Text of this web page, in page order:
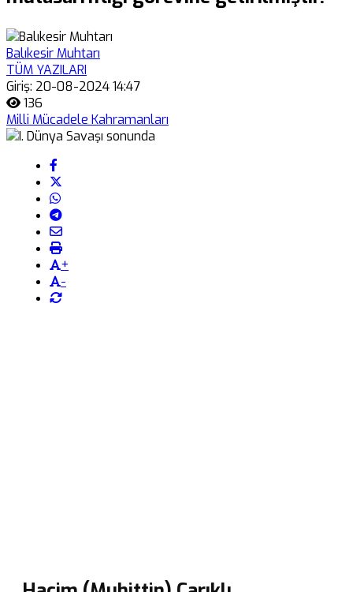
Balıkesir Muhtarı
TÜM YAZILARI
Giriş: 20-08-2024 14:47
136
Milli Mücadele Kahramanları
+
-